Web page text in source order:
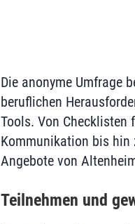
Die anonyme Umfrage
beruflichen
Tools. Von Checklisten
Kommunikation bis hin
Angebote von
Teilnehmen und